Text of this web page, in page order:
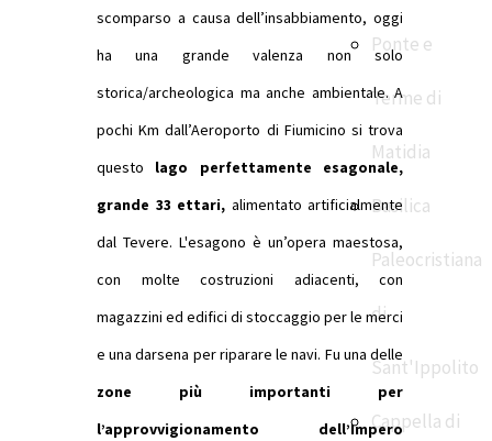
Ponte e
Terme di
Matidia
Basilica
Paleocristiana
di
Sant'Ippolito
Cappella di
scomparso a causa dell’insabbiamento, oggi
ha una grande valenza non solo
storica/archeologica ma anche ambientale.A
pochi Km dall’Aeroporto di Fiumicino si trova
questo lago perfettamente esagonale,
grande 33 ettari, alimentato artificialmente
dal Tevere. L'esagono è un’opera maestosa,
con molte costruzioni adiacenti, con
magazzini ed edifici di stoccaggio per le merci
e una darsena per riparare le navi. Fu una delle
zone più importanti per
l’approvvigionamento dell’Impero